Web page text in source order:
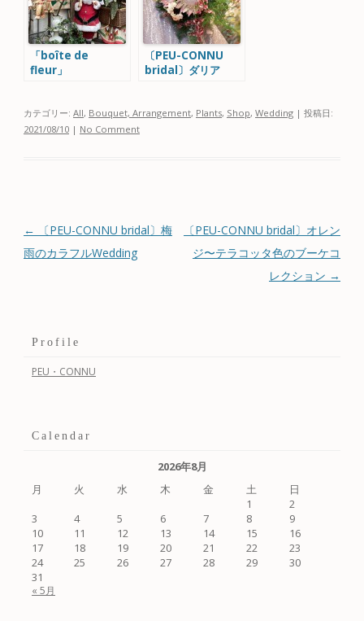
「boîte de
fleur」
〔PEU-CONNU
bridal〕ダリア
カテゴリー: All, Bouquet, Arrangement, Plants, Shop, Wedding | 投稿日:
2021/08/10 | No Comment
投稿ナビゲーション
←
〔PEU-CONNU bridal〕梅
雨のカラフルWedding
〔PEU-CONNU bridal〕オレン
ジ〜テラコッタ色のブーケコ
レクション →
Profile
PEU・CONNU
Calendar
2026年8月
月
火 水 木 金 土
日
1
2
3
4 5 6 7 8
9
10
11 12 13 14 15
16
17
18 19 20 21 22
23
24
25 26 27 28 29
30
31
« 5月